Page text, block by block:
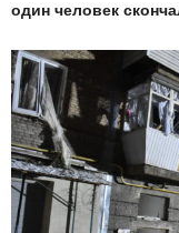
один человек